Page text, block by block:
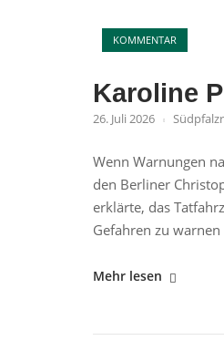
KOMMENTAR
Karoline
26. Juli 2026
Wenn Warnungen
den Berliner
erklärte, das
Gefahren zu
"Karoline
Mehr lesen